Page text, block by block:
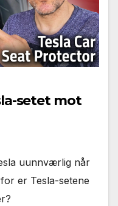
setet mot
uunnværlig når
er Tesla-setene